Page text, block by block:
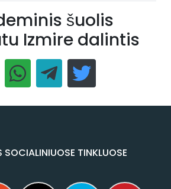
šuolis
Izmire dalintis
SOCIALINIUOSE TINKLUOSE